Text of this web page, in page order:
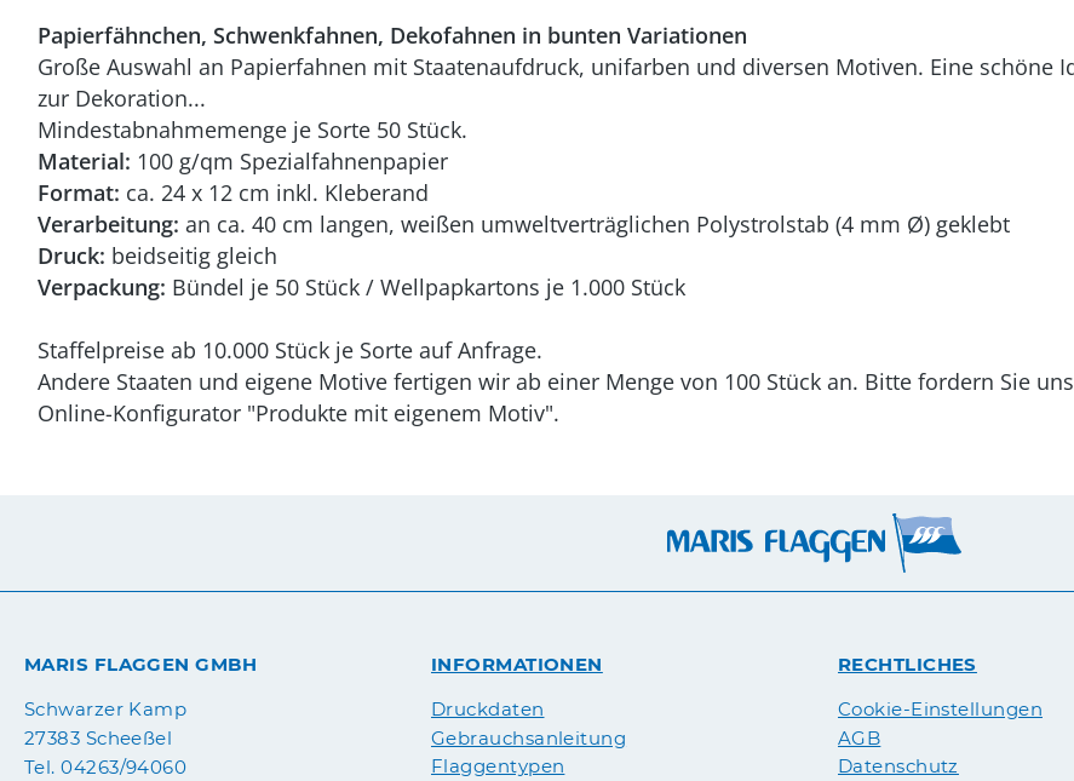
Papierfähnchen, Schwenkfahnen, Dekofahnen in bunten Variationen
Große Auswahl an Papierfahnen mit Staatenaufdruck, unifarben und diversen Motiven. Eine schöne
zur Dekoration...
Mindestabnahmemenge je Sorte 50 Stück.
Material: 100 g/qm Spezialfahnenpapier
Format: ca. 24 x 12 cm inkl. Kleberand
Verarbeitung: an ca. 40 cm langen, weißen umweltverträglichen Polystrolstab (4 mm Ø) geklebt
Druck: beidseitig gleich
Verpackung: Bündel je 50 Stück / Wellpapkartons je 1.000 Stück
Staffelpreise ab 10.000 Stück je Sorte auf Anfrage.
Andere Staaten und eigene Motive fertigen wir ab einer Menge von 100 Stück an. Bitte fordern Sie
Online-Konfigurator "Produkte mit eigenem Motiv".
MARIS FLAGGEN GMBH
Schwarzer Kamp
27383 Scheeßel
Tel. 04263/94060
INFORMATIONEN
Druckdaten
Gebrauchsanleitung
Flaggentypen
RECHTLICHES
Cookie-Einstellungen
AGB
Datenschutz